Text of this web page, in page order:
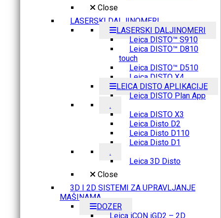
Close
LASERSKI DALJINOMERI
LASERSKI DALJINOMERI
Leica DISTO™ S910
Leica DISTO™ D810
touch
Leica DISTO™ D510
Leica DISTO X4
LEICA DISTO APLIKACIJE
Leica DISTO Plan App
.
Leica DISTO X3
Leica Disto D2
Leica Disto D110
Leica Disto D1
.
Leica 3D Disto
Close
3D I 2D SISTEMI ZA UPRAVLJANJE
MAŠINAMA
DOZER
Leica iCON iGD2 – 2D